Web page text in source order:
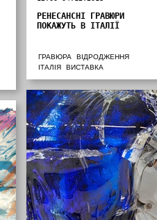
РЕНЕСАНСНІ ГРАВЮРИ
ПОКАЖУТЬ В ІТАЛІЇ
ГРАВЮРА
ВІДРОДЖЕННЯ
ІТАЛІЯ
ВИСТАВКА